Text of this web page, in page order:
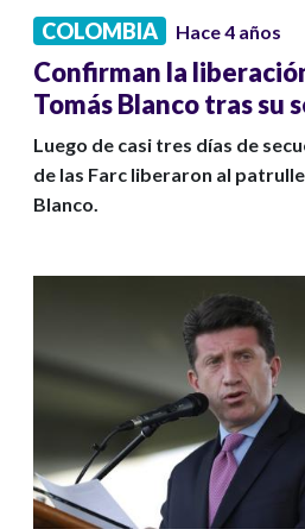
COLOMBIA Hace 4 años
Confirman la
Tomás Blanco tras su
Luego de casi tres días de
de las Farc liberaron al
Blanco.